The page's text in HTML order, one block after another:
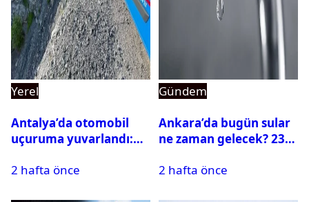
Yerel
Antalya’da otomobil
uçuruma yuvarlandı:
var
2 hafta önce
Gündem
Ankara’da bugün sular
ne zaman gelecek? 23
su kesintisi sorgulama
2 hafta önce